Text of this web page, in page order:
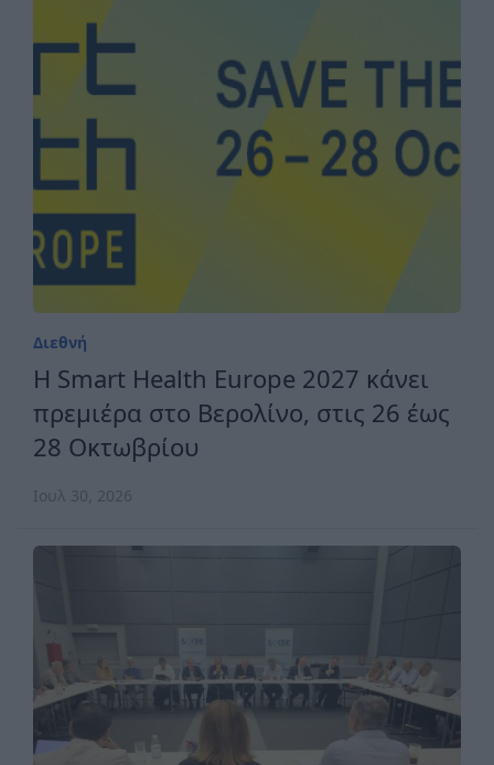
Διεθνή
H Smart Health Europe 2027 κάνει
πρεμιέρα στο Βερολίνο, στις 26 έως
28 Οκτωβρίου
Ιουλ 30, 2026